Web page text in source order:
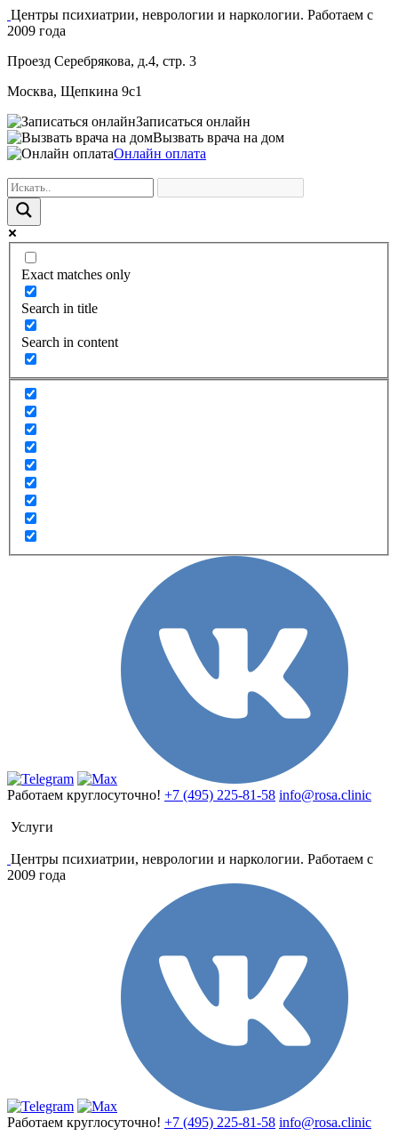
Центры психиатрии, неврологии и наркологии. Работаем с
2009 года
Проезд Серебрякова, д.4, стр. 3
Москва, Щепкина 9с1
Записаться онлайн
Вызвать врача на дом
Онлайн оплата
Exact matches only
Search in title
Search in content
Работаем круглосуточно! +7 (495) 225-81-58 info@rosa.clinic
Услуги
Центры психиатрии, неврологии и наркологии. Работаем с
2009 года
Работаем круглосуточно! +7 (495) 225-81-58 info@rosa.clinic